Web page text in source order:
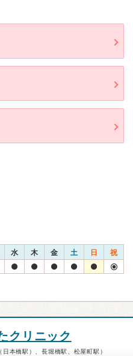
水 木 金 土 日 祝
クリニック
本橋駅）、長堀橋駅、松屋町駅）